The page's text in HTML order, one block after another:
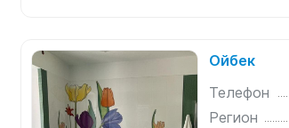
Ойбек
Телефон
Регион